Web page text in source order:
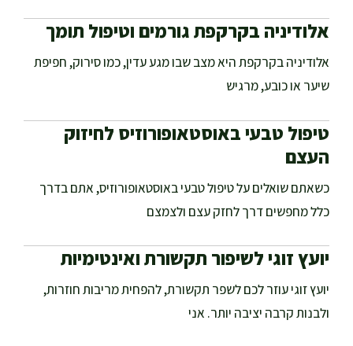
אלודיניה בקרקפת גורמים וטיפול תומך
אלודיניה בקרקפת היא מצב שבו מגע עדין, כמו סירוק, חפיפת
שיער או כובע, מרגיש
טיפול טבעי באוסטאופורוזיס לחיזוק
העצם
כשאתם שואלים על טיפול טבעי באוסטאופורוזיס, אתם בדרך
כלל מחפשים דרך לחזק עצם ולצמצם
יועץ זוגי לשיפור תקשורת ואינטימיות
יועץ זוגי עוזר לכם לשפר תקשורת, להפחית מריבות חוזרות,
ולבנות קרבה יציבה יותר. אני